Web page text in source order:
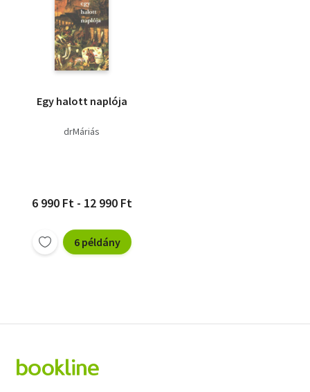
Egy halott naplója
drMáriás
6 990 Ft - 12 990 Ft
6 példány